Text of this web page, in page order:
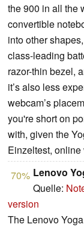
the 900 in all the
convertible
into other
class-leading
razor-thin bezel,
it’s also less
webcam’s
you're short on
with, given the
Einzeltest,
70% Lenovo
Quelle:
version
The Lenovo